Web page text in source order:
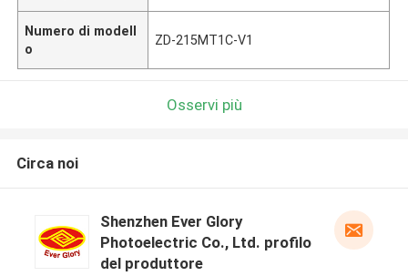
Numero di modell
o
ZD-215MT1C-V1
Osservi più
Circa noi
Shenzhen Ever Glory
Photoelectric Co., Ltd. profilo
del produttore